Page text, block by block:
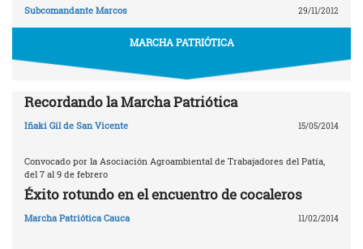
Subcomandante Marcos 29/11/2012
MARCHA PATRIÓTICA
Recordando la Marcha Patriótica
Iñaki Gil de San Vicente 15/05/2014
Convocado por la Asociación Agroambiental de Trabajadores del Patía,
del 7 al 9 de febrero
Éxito rotundo en el encuentro de cocaleros
Marcha Patriótica Cauca 11/02/2014